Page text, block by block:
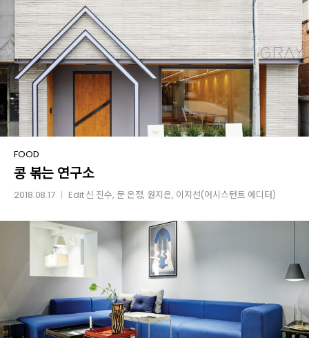
콩
볶는
연구소
FOOD
콩 볶는 연구소
2018.08.17 Edit신 진수, 문 은정, 원지은, 이지선(어시스턴트 에디터)